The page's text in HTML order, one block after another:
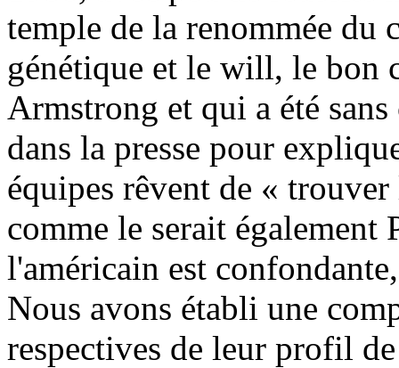
temple de la renommée du
génétique et le will, le bon
Armstrong et qui a été sans
dans la presse pour
équipes rêvent de «
comme le serait également
l'américain est
Nous avons établi une
respectives de leur profil